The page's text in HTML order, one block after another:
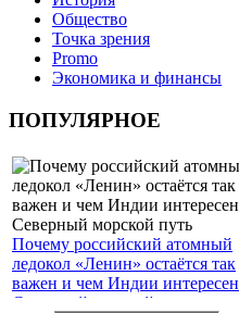
Общество
Точка зрения
Promo
Экономика и финансы
ПОПУЛЯРНОЕ
Почему российский атомный
ледокол «Ленин» остаётся так
важен и чем Индии интересен
Северный морской путь